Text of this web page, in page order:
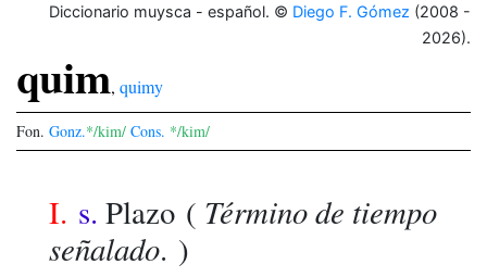
Diccionario muysca - español. © Diego F. Gómez (2008 -
2026).
quim, quimy
Fon. Gonz.*/kim/ Cons. */kim/
I. s. Plazo ( Término de tiempo
señalado. )